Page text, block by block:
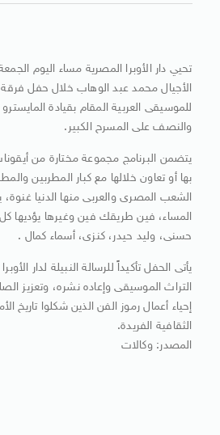
تحيي دار الأوبرا المصرية مساء اليوم
الأجيال محمد عبد الوهاب خلال حفل فرقة
للموسيقى العربية المقام بقيادة
والنصف على المسرح الكبير.
يتضمن البرنامج مجموعة مختارة من
بها أو تعاون خلالها مع كبار المطربين
الشعب المصرى والعربى منها الدنيا غنوة،
المساء، فين طريقك فين وغيرها
حسنى، وليد حيدر، كنزى، أسماء كمال .
يأتى الحفل تأكيداً للرسالة النبيلة لدار
التراث الموسيقى وإعاده نشره، وتعزيز
إحياء أعمال رموز الفن الذين شكلوا تاريخ
الثقافية الفريدة.
المصدر: وكالات